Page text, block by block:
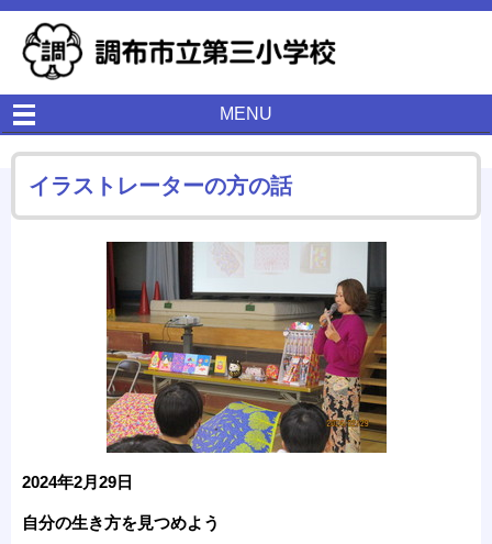
MENU
イラストレーターの方の話
2024年2月29日
自分の生き方を見つめよう